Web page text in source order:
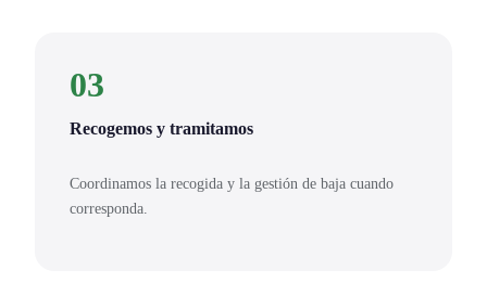
03
Recogemos y tramitamos
Coordinamos la recogida y la gestión de baja cuando
corresponda.